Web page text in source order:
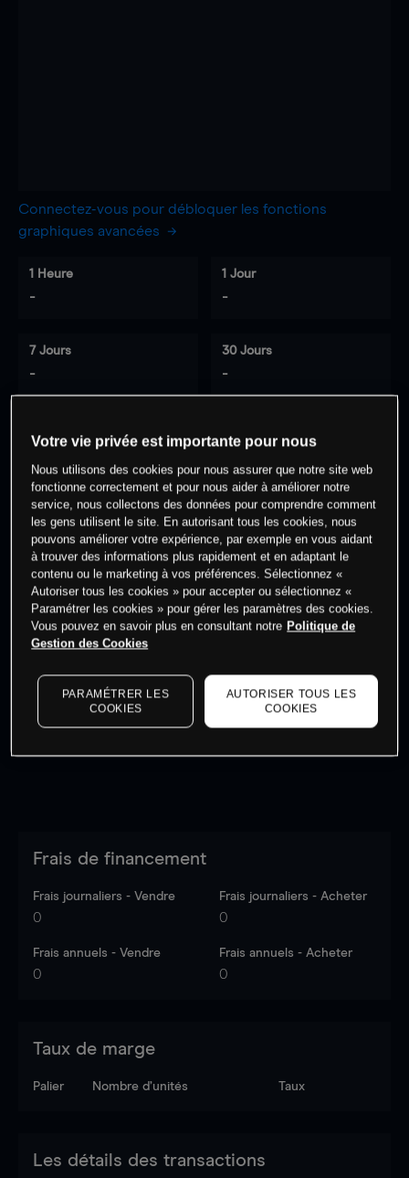
Connectez-vous pour débloquer les fonctions
graphiques avancées
1 Heure
-
1 Jour
-
7 Jours
-
30 Jours
-
0 % des clients ont une position à
cet actif
Commencez à trader
dernières données du marché.Log into see latest
market data
Frais de financement
Frais journaliers - Vendre
0
Frais journaliers - Acheter
0
Frais annuels - Vendre
0
Frais annuels - Acheter
0
Taux de marge
Palier Nombre d’unités Taux
Les détails des transactions
Votre vie privée est importante pour nous
Nous utilisons des cookies pour nous assurer que notre site web
fonctionne correctement et pour nous aider à améliorer notre
service, nous collectons des données pour comprendre comment
les gens utilisent le site. En autorisant tous les cookies, nous
pouvons améliorer votre expérience, par exemple en vous aidant
à trouver des informations plus rapidement et en adaptant le
contenu ou le marketing à vos préférences. Sélectionnez «
Autoriser tous les cookies » pour accepter ou sélectionnez «
Paramétrer les cookies » pour gérer les paramètres des cookies.
Vous pouvez en savoir plus en consultant notre Politique de
Gestion des Cookies
PARAMÉTRER LES
COOKIES
AUTORISER TOUS LES
COOKIES